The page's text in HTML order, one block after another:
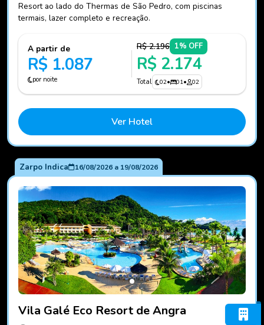
Resort ao lado do Thermas de São Pedro, com piscinas
termais, lazer completo e recreação.
A partir de
R$ 1.087
por noite
R$ 2.196 1% OFF
R$ 2.174
Total 02• 01• 02
Ver Hotel
Zarpo Indica 16/08/2026a 19/08/2026
Vila Galé Eco Resort de Angra